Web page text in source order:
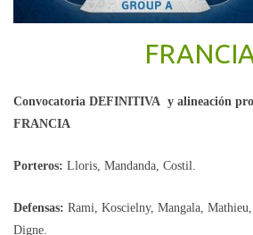
Convocatoria DEFINITIVA y alineación
FRANCIA
Porteros: Lloris, Mandanda, Costil.
Defensas: Rami, Koscielny, Mangala, Mathieu,
Digne.